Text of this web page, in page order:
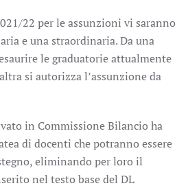
22 per le assunzioni vi saranno
e una straordinaria. Da una
le graduatorie attualmente
si autorizza l’assunzione da
in Commissione Bilancio ha
di docenti che potranno essere
eliminando per loro il
nel testo base del DL